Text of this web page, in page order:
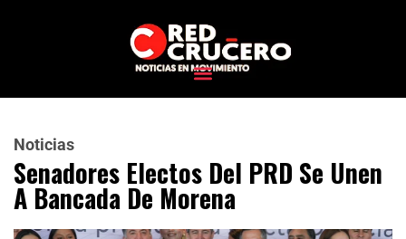
Noticias
Senadores Electos Del PRD Se Unen
A Bancada De Morena